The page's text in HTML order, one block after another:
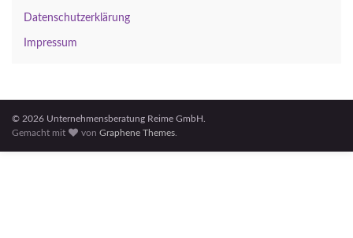
Datenschutzerklärung
Impressum
© 2026 Unternehmensberatung Reime GmbH.
Gemacht mit
vonGraphene Themes